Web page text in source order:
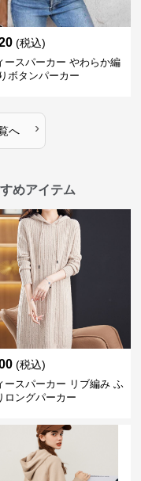
(税込)
ースパーカー やわらか編
ボタンパーカー
へ ›
めアイテム
(税込)
ースパーカー リブ編み ふ
ロングパーカー